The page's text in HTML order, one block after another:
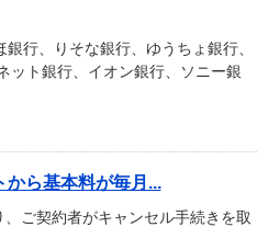
行、りそな銀行、ゆうちょ銀行、
ト銀行、イオン銀行、ソニー銀
ら基本料が毎月...
ご契約者がキャンセル手続きを取